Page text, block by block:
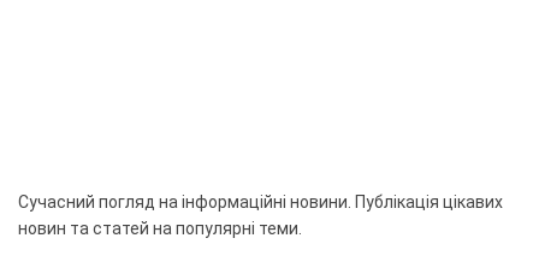
Сучасний погляд на інформаційні новини. Публікація цікавих
новин та статей на популярні теми.